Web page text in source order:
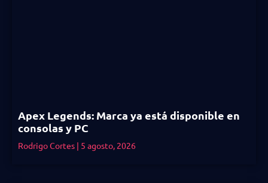
Apex Legends: Marca ya está disponible en
consolas y PC
Rodrigo Cortes 5 agosto, 2026